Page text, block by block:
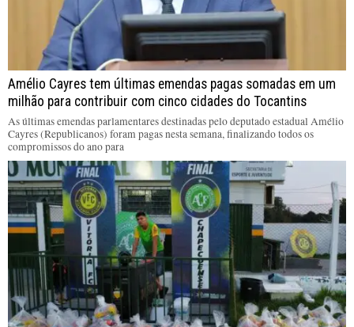
Amélio Cayres tem últimas emendas pagas somadas em um
milhão para contribuir com cinco cidades do Tocantins
As últimas emendas parlamentares destinadas pelo deputado estadual Amélio
Cayres (Republicanos) foram pagas nesta semana, finalizando todos os
compromissos do ano para